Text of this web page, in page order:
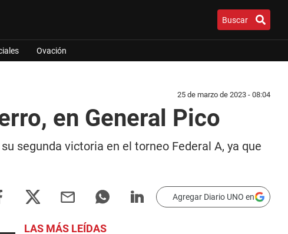
Buscar
Ovación
25 de marzo de 2023 - 08:04
en General Pico
segunda victoria en el torneo Federal A, ya que
Agregar Diario UNO en
LAS MÁS LEÍDAS